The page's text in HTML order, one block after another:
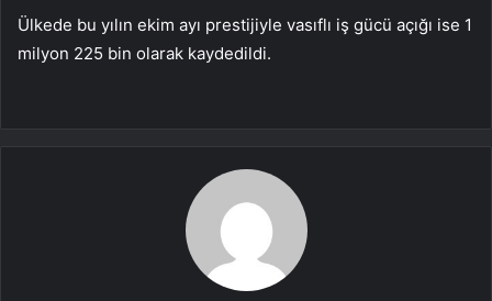
Ülkede bu yılın ekim ayı prestijiyle vasıflı iş gücü açığı ise 1
milyon 225 bin olarak kaydedildi.